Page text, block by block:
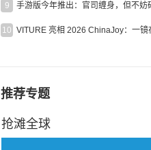
9
10
推荐专题
抢滩全球